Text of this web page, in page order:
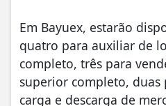
Em Bayuex, estarão
quatro para auxiliar de
completo, três para
superior completo, duas
carga e descarga de